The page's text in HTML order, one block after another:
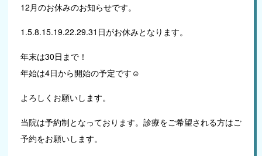
12月のお休みのお知らせです。
1.5.8.15.19.22.29.31日がお休みとなります。
年末は30日まで！
年始は4日から開始の予定です☺︎
よろしくお願いします。
当院は予約制となっております。診療をご希望される方はご
予約をお願いします。